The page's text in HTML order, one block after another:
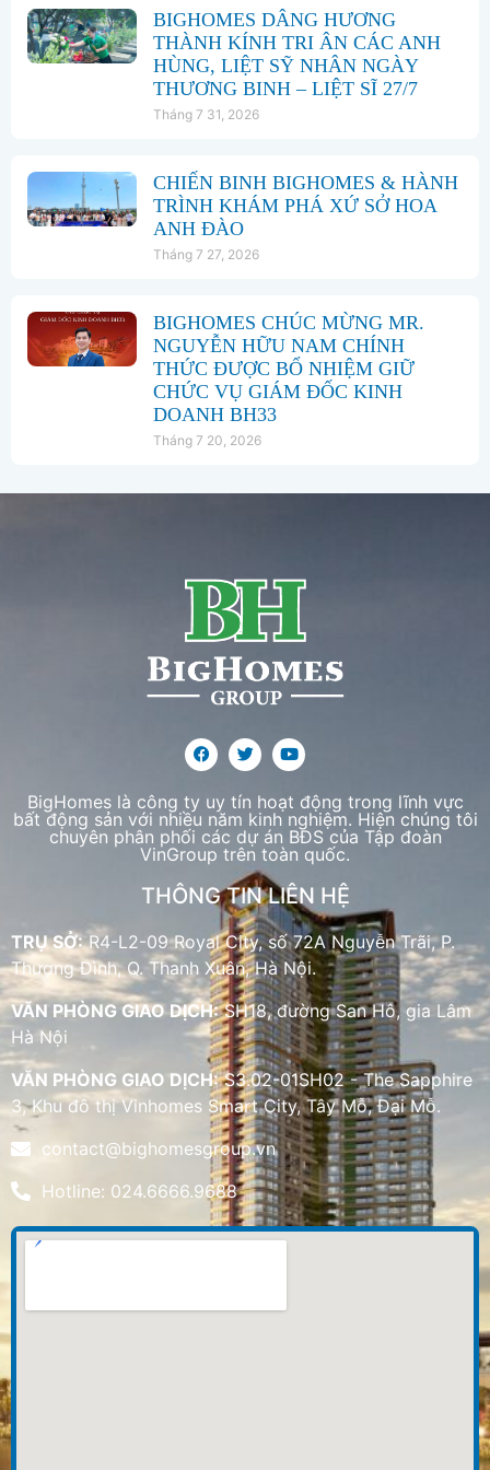
BIGHOMES DÂNG HƯƠNG
THÀNH KÍNH TRI ÂN CÁC ANH
HÙNG, LIỆT SỸ NHÂN NGÀY
THƯƠNG BINH – LIỆT SĨ 27/7
Tháng 7 31, 2026
CHIẾN BINH BIGHOMES & HÀNH
TRÌNH KHÁM PHÁ XỨ SỞ HOA
ANH ĐÀO
Tháng 7 27, 2026
BIGHOMES CHÚC MỪNG MR.
NGUYỄN HỮU NAM CHÍNH
THỨC ĐƯỢC BỔ NHIỆM GIỮ
CHỨC VỤ GIÁM ĐỐC KINH
DOANH BH33
Tháng 7 20, 2026
BigHomes là công ty uy tín hoạt động trong lĩnh vực
bất động sản với nhiều năm kinh nghiệm. Hiện chúng tôi
chuyên phân phối các dự án BĐS của Tập đoàn
VinGroup trên toàn quốc.
THÔNG TIN LIÊN HỆ
TRỤ SỞ:R4-L2-09 Royal City, số 72A Nguyễn Trãi, P.
Thượng Đình, Q. Thanh Xuân, Hà Nội.
VĂN PHÒNG GIAO DỊCH:SH18, đường San Hô, gia Lâm
Hà Nội
VĂN PHÒNG GIAO DỊCH:S3.02-01SH02 - The Sapphire
3, Khu đô thị Vinhomes Smart City, Tây Mỗ, Đại Mỗ.
contact@bighomesgroup.vn
Hotline: 024.6666.9688